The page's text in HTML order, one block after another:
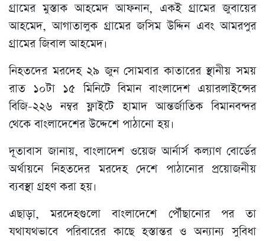
গ্রামের মুস্তাক আহমেদ আফনান, একই গ্রামের জুবায়ের
আহমেদ, আগাতালুক গ্রামের জসিম উদ্দিন এবং আমরপুর
গ্রামের জিবাল আহমেদ।
নিহতদের মরদেহ ২৯ জুন সোমবার কাতারের স্থানীয় সময়
রাত ১০টা ১৫ মিনিটে বিমান বাংলাদেশ এয়ারলাইন্সের
বিজি-২২৬ নম্বর ফ্লাইটে হামাদ আন্তর্জাতিক বিমানবন্দর
থেকে বাংলাদেশের উদ্দেশে পাঠানো হয়।
দূতাবাস জানায়, বাংলাদেশ ওয়েজ আর্নার্স কল্যাণ বোর্ডের
অর্থায়নে নিহতদের মরদেহ দেশে পাঠানোর প্রয়োজনীয়
ব্যবস্থা গ্রহণ করা হয়।
এছাড়া, মরদেহগুলো বাংলাদেশে পৌঁছানোর পর তা
যথাযথভাবে পরিবারের কাছে হস্তান্তর ও অন্যান্য সুবিধা